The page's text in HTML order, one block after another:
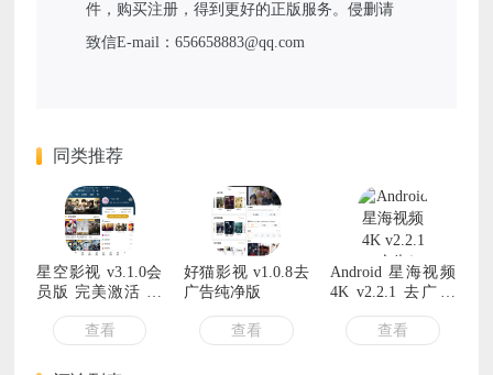
件，购买注册，得到更好的正版服务。侵删请
致信E-mail：656658883@qq.com
同类推荐
星空影视 v3.1.0会
员版 完美激活 十
年会员
查看
好猫影视 v1.0.8去
广告纯净版
查看
Android 星海视频
4K v2.2.1 去广告
纯净版
查看